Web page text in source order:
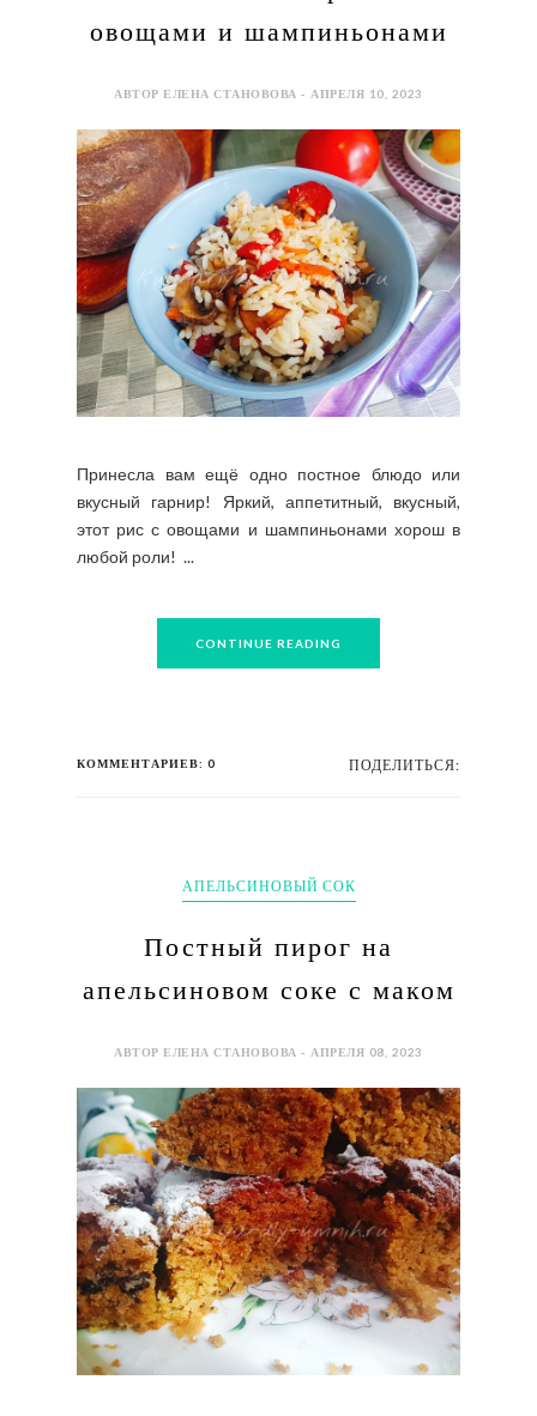
овощами и шампиньонами
АВТОР ЕЛЕНА СТАНОВОВА - АПРЕЛЯ 10, 2023
Принесла вам ещё одно постное блюдо или
вкусный гарнир! Яркий, аппетитный, вкусный,
этот рис с овощами и шампиньонами хорош в
любой роли! ...
CONTINUE READING
КОММЕНТАРИЕВ: 0 ПОДЕЛИТЬСЯ:
АПЕЛЬСИНОВЫЙ СОК
Постный пирог на
апельсиновом соке с маком
АВТОР ЕЛЕНА СТАНОВОВА - АПРЕЛЯ 08, 2023